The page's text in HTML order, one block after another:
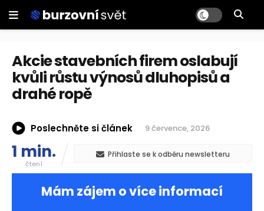
Akcie stavebních firem oslabují
kvůli růstu výnosů dluhopisů a
drahé ropě
Poslechněte si článek 9 července, 2026
1 min.
čtení
Přihlaste se k odběru newsletteru
Mám zájem o více informací